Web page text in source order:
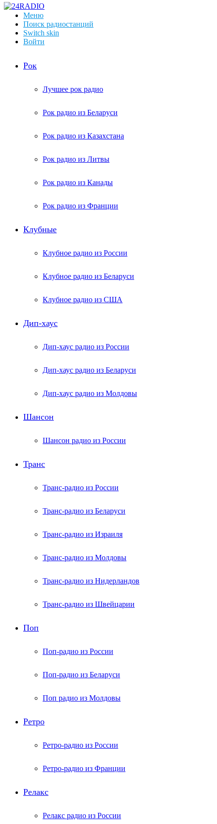
Меню
Поиск радиостанций
Switch skin
Войти
Рок
Лучшее рок радио
Рок радио из Беларуси
Рок радио из Казахстана
Рок радио из Литвы
Рок радио из Канады
Рок радио из Франции
Клубные
Клубное радио из России
Клубное радио из Беларуси
Клубное радио из США
Дип-хаус
Дип-хаус радио из России
Дип-хаус радио из Беларуси
Дип-хаус радио из Молдовы
Шансон
Шансон радио из России
Транс
Транс-радио из России
Транс-радио из Беларуси
Транс-радио из Израиля
Транс-радио из Молдовы
Транс-радио из Нидерландов
Транс-радио из Швейцарии
Поп
Поп-радио из России
Поп-радио из Беларуси
Поп радио из Молдовы
Ретро
Ретро-радио из России
Ретро-радио из Франции
Релакс
Релакс радио из России